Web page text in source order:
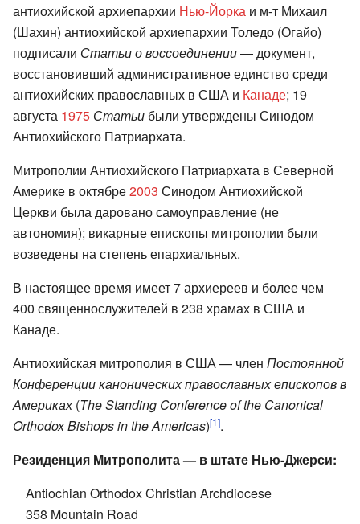
антиохийской архиепархии Нью-Йорка и м-т Михаил
(Шахин) антиохийской архиепархии Толедо (Огайо)
подписали Статьи о воссоединении— документ,
восстановивший административное единство среди
антиохийских православных в США и Канаде; 19
августа 1975 Статьи были утверждены Синодом
Антиохийского Патриархата.
Митрополии Антиохийского Патриархата в Северной
Америке в октябре2003 Синодом Антиохийской
Церкви была даровано самоуправление (не
автономия); викарные епископы митрополии были
возведены на степень епархиальных.
В настоящее время имеет 7 архиереев и более чем
400 священнослужителей в 238 храмах в США и
Канаде.
Антиохийская митрополия в США — член Постоянной
Конференции канонических православных епископов в
Америках(The Standing Conference of the Canonical
Orthodox Bishops in the Americas)[1].
Резиденция Митрополита — в штате Нью-Джерси:
Antiochian Orthodox Christian Archdiocese
358 Mountain Road